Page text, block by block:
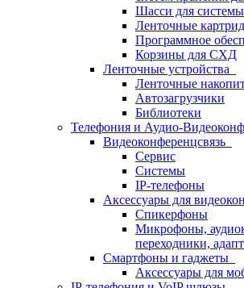
Шасси для
Ленточные
Программное
Корзины для СХД
Ленточные устройства
Ленточные
Автозагрузчики
Библиотеки
Телефония и Аудио-
Видеоконференцсвязь
Сервис
Системы
IP-телефоны
Аксессуары для
Спикерфоны
Микрофоны,
переходники,
Смартфоны и гаджеты
Аксессуары для